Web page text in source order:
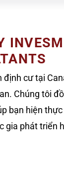
định cư tại
Chúng tôi
bạn hiện
gia phát triển